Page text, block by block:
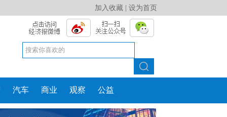
加入收藏| 设为首页
汽车 商业 观察 公益